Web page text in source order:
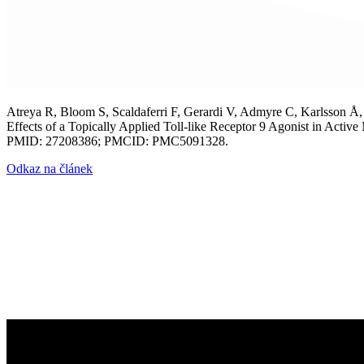
Atreya R, Bloom S, Scaldaferri F, Gerardi V, Admyre C, Karlsson
Effects of a Topically Applied Toll-like Receptor 9 Agonist in
PMID: 27208386; PMCID: PMC5091328.
Odkaz na článek